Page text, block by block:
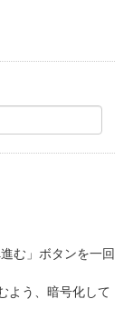
む」ボタンを一回
よう、暗号化して